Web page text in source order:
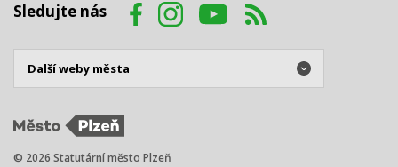
Sledujte nás
© 2026 Statutární město Plzeň